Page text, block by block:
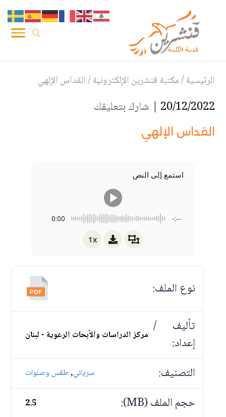
الرئيسية/مكتبة قنشرين الإلكترونية/القداس الإلهي
20/12/2022 | شارك بتعليقك
القداس الإلهي
استمع إلى النص
0:00 -:--
1x
نوع الملف:
تأليف /
إعداد:
مركز الدراسات والأبحاث الرعوية - لبنان
التصنيف: سرياني,طقس وصلوات
حجم الملف (MB): 2.5